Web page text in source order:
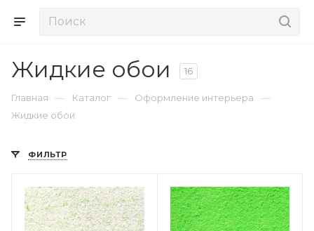
Жидкие обои 16
Главная — Каталог — Оформление интерьера —
Жидкие обои
ФИЛЬТР